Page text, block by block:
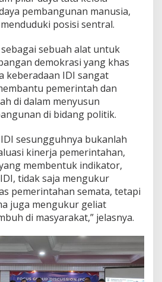
pembangunan manusia,
posisi sentral.
sebuah alat untuk
demokrasi yang khas
keberadaan IDI sangat
pemerintah dan
di dalam menyusun
di bidang politik.
sesungguhnya bukanlah
kinerja pemerintahan,
membentuk indikator,
tidak saja mengukur
pemerintahan semata, tetapi
juga mengukur geliat
di masyarakat,” jelasnya.